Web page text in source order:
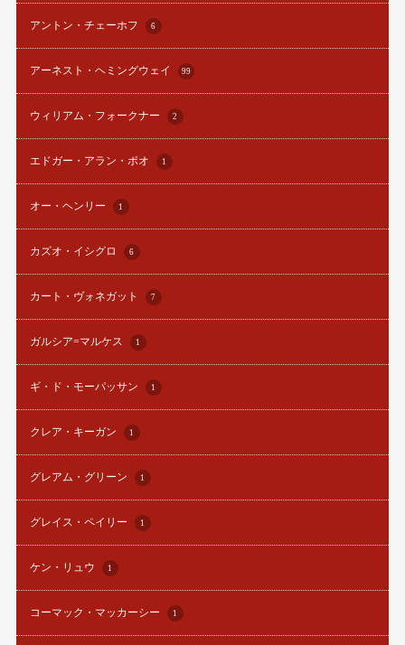
アントン・チェーホフ 6
アーネスト・ヘミングウェイ 99
ウィリアム・フォークナー 2
エドガー・アラン・ポオ 1
オー・ヘンリー 1
カズオ・イシグロ 6
カート・ヴォネガット 7
ガルシア=マルケス 1
ギ・ド・モーパッサン 1
クレア・キーガン 1
グレアム・グリーン 1
グレイス・ペイリー 1
ケン・リュウ 1
コーマック・マッカーシー 1